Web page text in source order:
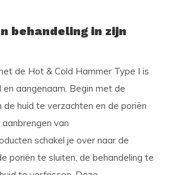
behandeling in zijn
de Hot & Cold Hammer Type I is
aangenaam. Begin met de
huid te verzachten en de poriën
van
schakel je over naar de
poriën te sluiten, de behandeling te